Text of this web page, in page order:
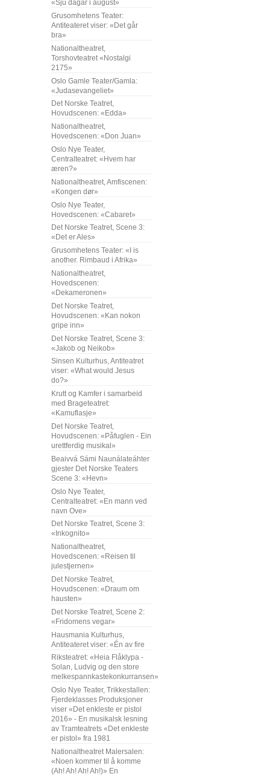
«Sju dagar i august»
Grusomhetens Teater:
Antiteateret viser: «Det går
bra»
Nationaltheatret,
Torshovteatret «Nostalgi
2175»
Oslo Gamle Teater/Gamla:
«Judasevangeliet»
Det Norske Teatret,
Hovudscenen: «Edda»
Nationaltheatret,
Hovedscenen: «Don Juan»
Oslo Nye Teater,
Centralteatret: «Hvem har
æren?»
Nationaltheatret, Amfiscenen:
«Kongen dør»
Oslo Nye Teater,
Hovedscenen: «Cabaret»
Det Norske Teatret, Scene 3:
«Det er Ales»
Grusomhetens Teater: «I is
another. Rimbaud i Afrika»
Nationaltheatret,
Hovedscenen:
«Dekameronen»
Det Norske Teatret,
Hovudscenen: «Kan nokon
gripe inn»
Det Norske Teatret, Scene 3:
«Jakob og Neikob»
Sinsen Kulturhus, Antiteatret
viser: «What would Jesus
do?»
Krutt og Kamfer i samarbeid
med Brageteatret:
«Kamuflasje»
Det Norske Teatret,
Hovudscenen: «Påfuglen - Ein
urettferdig musikal»
Beaivvá Sámi Naunálateáhter
gjester Det Norske Teaters
Scene 3: «Hevn»
Oslo Nye Teater,
Centralteatret: «En mann ved
navn Ove»
Det Norske Teatret, Scene 3:
«Inkognito»
Nationaltheatret,
Hovedscenen: «Reisen til
julestjernen»
Det Norske Teatret,
Hovudscenen: «Draum om
hausten»
Det Norske Teatret, Scene 2:
«Fridomens vegar»
Hausmania Kulturhus,
Antiteateret viser: «Én av fire
Riksteatret: «Heia Flåklypa -
Solan, Ludvig og den store
melkespannkastekonkurransen»
Oslo Nye Teater, Trikkestallen:
Fjerdeklasses Produksjoner
viser «Det enkleste er pistol
2016» - En musikalsk lesning
av Tramteatrets «Det enkleste
er pistol» fra 1981
Nationaltheatret Malersalen:
«Noen kommer til å komme
(Ah! Ah! Ah! Ah!)» En